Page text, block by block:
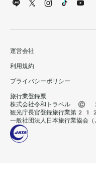
運営会社
利用規約
プライバシーポリシー
旅行業登録票
株式会社令和トラベ
観光庁長官登録旅行業第
一般社団法人日本旅行業協会（